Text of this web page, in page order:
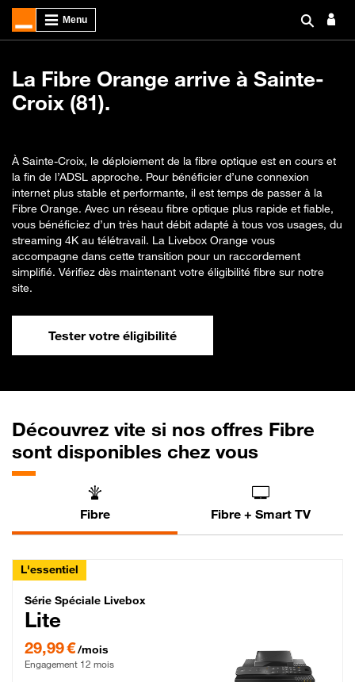
La Fibre Orange arrive à Sainte-
Croix (81).
À Sainte-Croix, le déploiement de la fibre optique est en cours et
la fin de l’ADSL approche. Pour bénéficier d’une connexion
internet plus stable et performante, il est temps de passer à la
Fibre Orange. Avec un réseau fibre optique plus rapide et fiable,
vous bénéficiez d’un très haut débit adapté à tous vos usages, du
streaming 4K au télétravail. La Livebox Orange vous
accompagne dans cette transition pour un raccordement
simplifié. Vérifiez dès maintenant votre éligibilité fibre sur notre
site.
Tester votre éligibilité
Découvrez vite si nos offres Fibre
sont disponibles chez vous
Fibre Fibre + Smart TV
L'essentiel
Série Spéciale Livebox Lite Fibre
Série Spéciale Livebox
Lite
29,99 €/mois
Engagement 12 mois